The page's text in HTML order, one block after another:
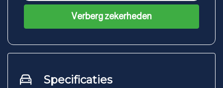
Verberg zekerheden
Specificaties